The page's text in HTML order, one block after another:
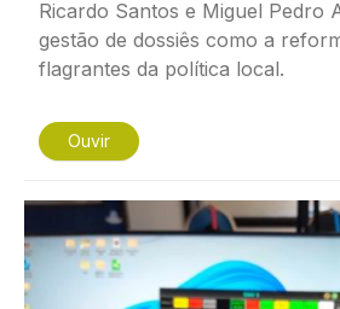
Ricardo Santos e Miguel Pedro
gestão de dossiês como a
flagrantes da política local.
Ouvir
Imagem